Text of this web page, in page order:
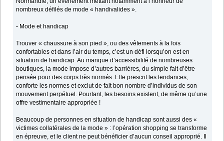
nombreux défilés de mode « handivalides ».
- Mode et handicap
Trouver « chaussure à son pied », ou des vêtements à la fois
confortables et dans l’air du temps, c’est un défi lorsqu’on est en
situation de handicap. Au manque d’accessibilité de nombreuses
boutiques, la mode impose d’autres barrières, du simple fait d’être
pensée pour des corps très normés. Elle prescrit les tendances,
conforte les normes et exclut de fait bon nombre d’individus de son
mouvement perpétuel. Pourtant, les besoins existent, de même qu’une
offre vestimentaire appropriée !
Beaucoup de personnes en situation de handicap sont aussi des «
victimes collatérales de la mode » : l’opération shopping se transforme
en épreuve, et le client ne peut bénéficier d’aucun conseil approprié. Il